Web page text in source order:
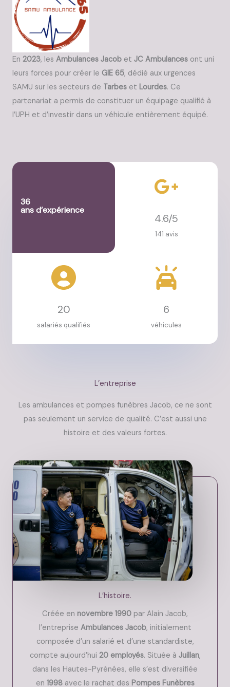
En 2023, les Ambulances Jacob et JC Ambulances ont uni
leurs forces pour créer le GIE 65, dédié aux urgences
SAMU sur les secteurs de Tarbes et Lourdes. Ce
partenariat a permis de constituer un équipage qualifié à
l’UPH et d’investir dans un véhicule entièrement équipé.
36
ans d’expérience
4.6/5
141 avis
20
salariés qualifiés
6
véhicules
L’entreprise
Les ambulances et pompes funèbres Jacob, ce ne sont
pas seulement un service de qualité. C’est aussi une
histoire et des valeurs fortes.
L’histoire.
Créée en novembre 1990 par Alain Jacob,
l’entreprise Ambulances Jacob, initialement
composée d’un salarié et d’une standardiste,
compte aujourd’hui 20 employés. Située à Juillan,
dans les Hautes-Pyrénées, elle s’est diversifiée
en 1998avec le rachat des Pompes Funèbres